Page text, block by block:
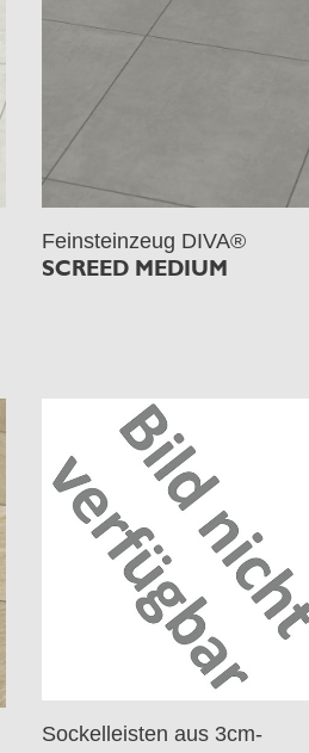
Feinsteinzeug DIVA®
SCREED MEDIUM
Sockelleisten aus 3cm-